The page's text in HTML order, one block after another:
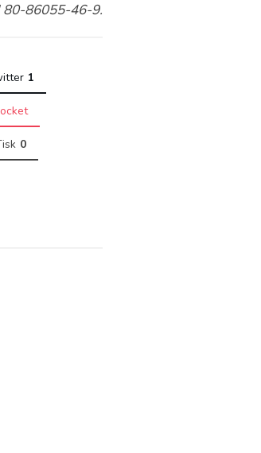
80-86055-46-9.
1
0